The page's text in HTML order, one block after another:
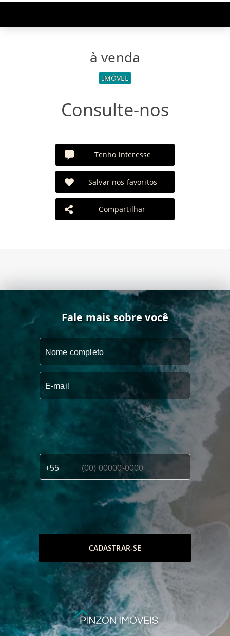
à venda
IMÓVEL
Consulte-nos
Tenho interesse
Salvar nos favoritos
Compartilhar
Fale mais sobre você
CADASTRAR-SE